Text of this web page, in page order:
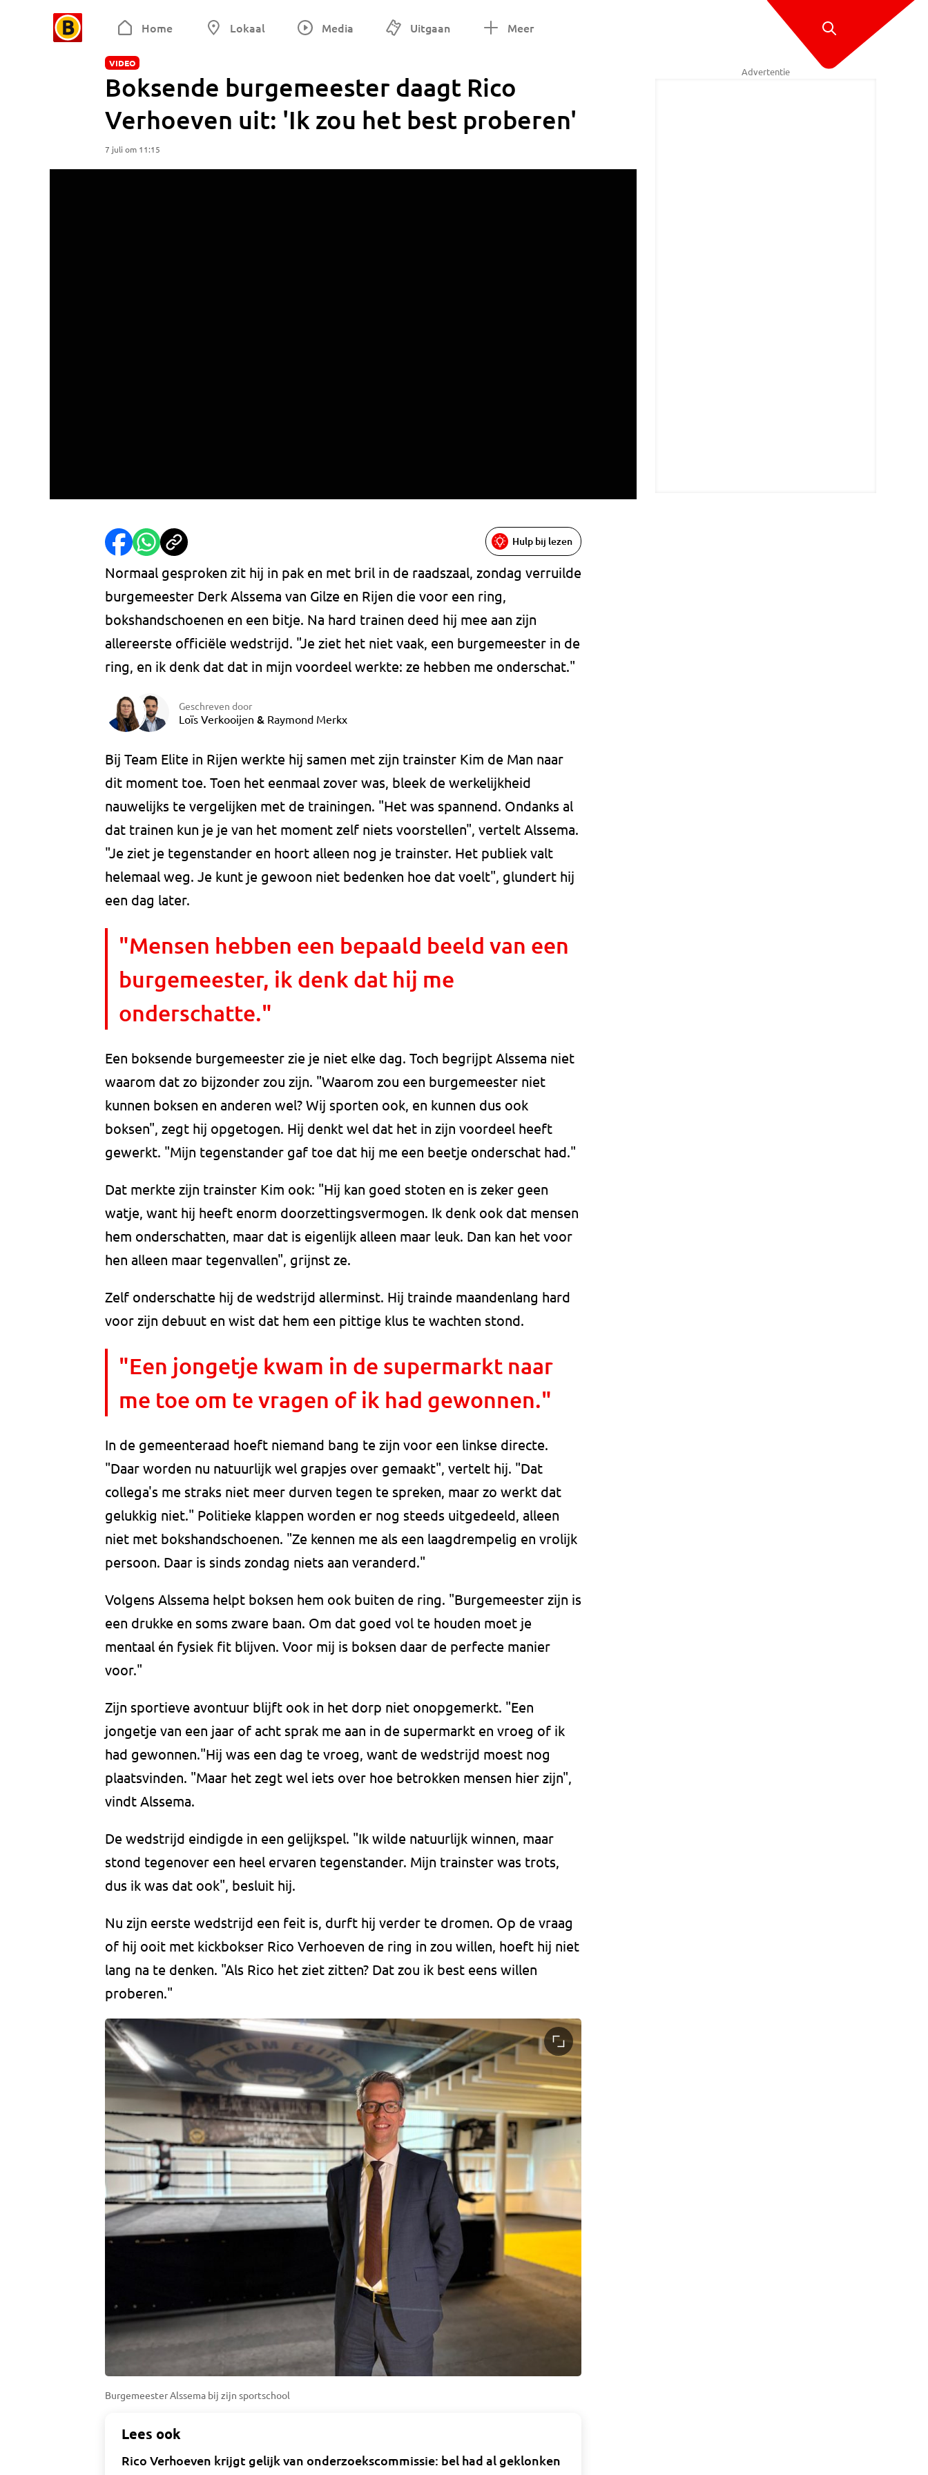
Home Lokaal Media Uitgaan Meer
VIDEO
Boksende burgemeester daagt Rico
Verhoeven uit: 'Ik zou het best proberen'
7 juli om 11:15
Hulp bij lezen
Normaal gesproken zit hij in pak en met bril in de raadszaal, zondag verruilde
burgemeester Derk Alssema van Gilze en Rijen die voor een ring,
bokshandschoenen en een bitje. Na hard trainen deed hij mee aan zijn
allereerste officiële wedstrijd. "Je ziet het niet vaak, een burgemeester in de
ring, en ik denk dat dat in mijn voordeel werkte: ze hebben me onderschat."
Geschreven door
Loïs Verkooijen & Raymond Merkx
Bij Team Elite in Rijen werkte hij samen met zijn trainster Kim de Man naar
dit moment toe. Toen het eenmaal zover was, bleek de werkelijkheid
nauwelijks te vergelijken met de trainingen. "Het was spannend. Ondanks al
dat trainen kun je je van het moment zelf niets voorstellen", vertelt Alssema.
"Je ziet je tegenstander en hoort alleen nog je trainster. Het publiek valt
helemaal weg. Je kunt je gewoon niet bedenken hoe dat voelt", glundert hij
een dag later.
"Mensen hebben een bepaald beeld van een
burgemeester, ik denk dat hij me
onderschatte."
Een boksende burgemeester zie je niet elke dag. Toch begrijpt Alssema niet
waarom dat zo bijzonder zou zijn. "Waarom zou een burgemeester niet
kunnen boksen en anderen wel? Wij sporten ook, en kunnen dus ook
boksen", zegt hij opgetogen. Hij denkt wel dat het in zijn voordeel heeft
gewerkt. "Mijn tegenstander gaf toe dat hij me een beetje onderschat had."
Dat merkte zijn trainster Kim ook: "Hij kan goed stoten en is zeker geen
watje, want hij heeft enorm doorzettingsvermogen. Ik denk ook dat mensen
hem onderschatten, maar dat is eigenlijk alleen maar leuk. Dan kan het voor
hen alleen maar tegenvallen", grijnst ze.
Zelf onderschatte hij de wedstrijd allerminst. Hij trainde maandenlang hard
voor zijn debuut en wist dat hem een pittige klus te wachten stond.
"Een jongetje kwam in de supermarkt naar
me toe om te vragen of ik had gewonnen."
In de gemeenteraad hoeft niemand bang te zijn voor een linkse directe.
"Daar worden nu natuurlijk wel grapjes over gemaakt", vertelt hij. "Dat
collega's me straks niet meer durven tegen te spreken, maar zo werkt dat
gelukkig niet." Politieke klappen worden er nog steeds uitgedeeld, alleen
niet met bokshandschoenen. "Ze kennen me als een laagdrempelig en vrolijk
persoon. Daar is sinds zondag niets aan veranderd."
Volgens Alssema helpt boksen hem ook buiten de ring. "Burgemeester zijn is
een drukke en soms zware baan. Om dat goed vol te houden moet je
mentaal én fysiek fit blijven. Voor mij is boksen daar de perfecte manier
voor."
Zijn sportieve avontuur blijft ook in het dorp niet onopgemerkt. "Een
jongetje van een jaar of acht sprak me aan in de supermarkt en vroeg of ik
had gewonnen."Hij was een dag te vroeg, want de wedstrijd moest nog
plaatsvinden. "Maar het zegt wel iets over hoe betrokken mensen hier zijn",
vindt Alssema.
De wedstrijd eindigde in een gelijkspel. "Ik wilde natuurlijk winnen, maar
stond tegenover een heel ervaren tegenstander. Mijn trainster was trots,
dus ik was dat ook", besluit hij.
Nu zijn eerste wedstrijd een feit is, durft hij verder te dromen. Op de vraag
of hij ooit met kickbokser Rico Verhoeven de ring in zou willen, hoeft hij niet
lang na te denken. "Als Rico het ziet zitten? Dat zou ik best eens willen
proberen."
Burgemeester Alssema bij zijn sportschool
Lees ook
Rico Verhoeven krijgt gelijk van onderzoekscommissie: bel had al geklonken
Advertentie